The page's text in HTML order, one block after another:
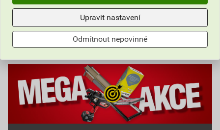
Do košíku
do košíku přidáte
celkem s DPH
Upravit nastavení
Odmítnout nepovinné